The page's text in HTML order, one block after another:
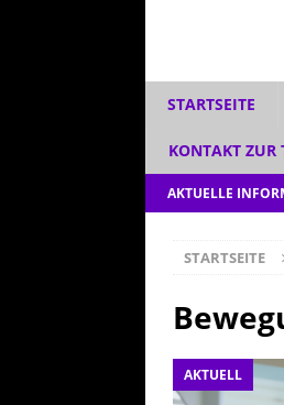
STARTSEITE
KONTAKT ZUR
AKTUELLE
STARTSEITE
AKTUELL